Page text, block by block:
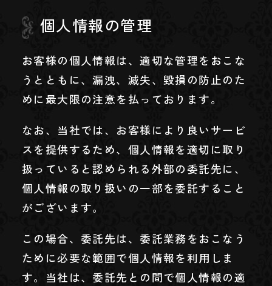
個人情報の管理
お客様の個人情報は、適切な管理をおこな
うとともに、漏洩、滅失、毀損の防止のた
めに最大限の注意を払っております。
なお、当社では、お客様により良いサービ
スを提供するため、個人情報を適切に取り
扱っていると認められる外部の委託先に、
個人情報の取り扱いの一部を委託すること
がございます。
この場合、委託先は、委託業務をおこなう
ために必要な範囲で個人情報を利用しま
す。当社は、委託先との間で個人情報の適